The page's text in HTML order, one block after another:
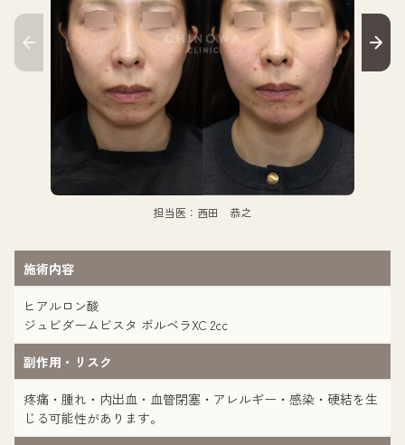
担当医：西田 恭之
施術内容
ヒアルロン酸
ジュビダームビスタ ボルベラXC 2cc
副作用・リスク
疼痛・腫れ・内出血・血管閉塞・アレルギー・感染・硬結を生
じる可能性があります。